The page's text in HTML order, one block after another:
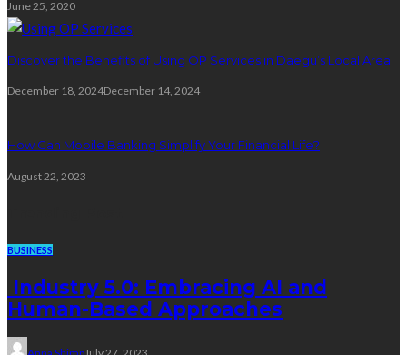
June 25, 2020
Discover the Benefits of Using OP Services in Daegu’s Local Area
December 18, 2024December 14, 2024
How Can Mobile Banking Simplify Your Financial Life?
August 22, 2023
BUSINESS
Industry 5.0: Embracing AI and
Human-Based Approaches
Anna ShimpJuly 27, 2023